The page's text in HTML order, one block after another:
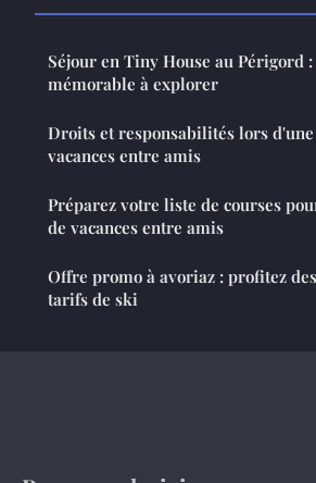
Séjour en Tiny House au Périgord
mémorable à explorer
Droits et responsabilités lors
vacances entre amis
Préparez votre liste de courses
de vacances entre amis
Offre promo à avoriaz : profitez
tarifs de ski